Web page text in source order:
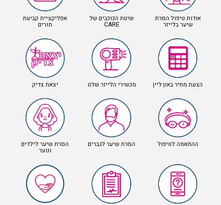
אודות טיפול הסרת
שיער בלייזר
שיטת הכוכבים של
CARE
אפליקציית קביעת
תורים
הצעת מחיר באון ליין מכשירי הלייזר שלנו יצאת צדיק
ההתאמה לטיפול הסרת שיער לגברים הסרת שיער לילדים
ונוער